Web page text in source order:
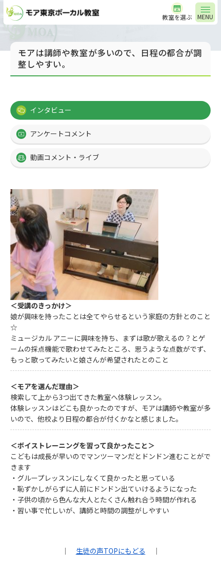
MENU
教室を選ぶ
モアは講師や教室が多いので、日程の都合が調
整しやすい。
インタビュー
アンケートコメント
動画コメント・ライブ
＜受講のきっかけ＞
娘が興味を持ったことは全てやらせるという家庭の方針とのこと
☆
ミュージカル アニーに興味を持ち、まずは歌が歌えるの？とゲ
ームの採点機能で歌わせてみたところ、思うような点数がでず、
もっと歌ってみたいと娘さんが希望されたとのこと
＜モアを選んだ理由＞
検索して上から3つ出てきた教室へ体験レッスン。
体験レッスンはどこも良かったのですが、モアは講師や教室が多
いので、他校より日程の都合が付くかなと感じました。
＜ボイストレーニングを習って良かったこと＞
こどもは成長が早いのでマンツーマンだとドンドン進むことがで
きます
・グループレッスンにしなくて良かったと思っている
・恥ずかしがらずに人前にドンドン出ていけるようになった
・子供の頃から色んな大人とたくさん触れ合う時間が作れる
・習い事で忙しいが、講師と時間の調整がしやすい
｜ 生徒の声TOPにもどる ｜